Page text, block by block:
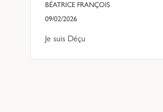
BÉATRICE FRANÇOIS
09/02/2026
Je suis Déçu